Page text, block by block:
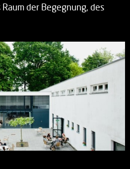
der Begegnung, des